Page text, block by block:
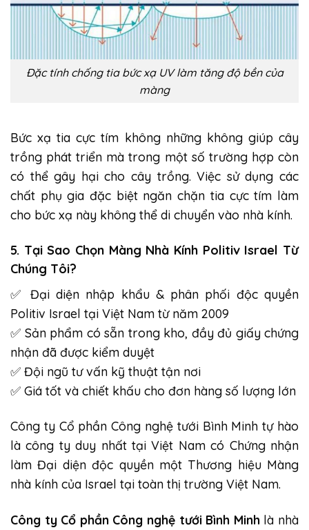
Đặc tính chống tia bức xạ UV làm tăng độ bền của
màng
Bức xạ tia cực tím không những không giúp cây
trồng phát triển mà trong một số trường hợp còn
có thể gây hại cho cây trồng. Việc sử dụng các
chất phụ gia đặc biệt ngăn chặn tia cực tím làm
cho bức xạ này không thể di chuyển vào nhà kính.
5. Tại Sao Chọn Màng Nhà Kính Politiv Israel Từ
Chúng Tôi?
✅ Đại diện nhập khẩu & phân phối độc quyền
Politiv Israel tại Việt Nam từ năm 2009
✅ Sản phẩm có sẵn trong kho, đầy đủ giấy chứng
nhận đã được kiểm duyệt
✅ Đội ngũ tư vấn kỹ thuật tận nơi
✅ Giá tốt và chiết khấu cho đơn hàng số lượng lớn
Công ty Cổ phần Công nghệ tưới Bình Minh tự hào
là công ty duy nhất tại Việt Nam có Chứng nhận
làm Đại diện độc quyền một Thương hiệu Màng
nhà kính của Israel tại toàn thị trường Việt Nam.
Công ty Cổ phần Công nghệ tưới Bình Minhlà nhà